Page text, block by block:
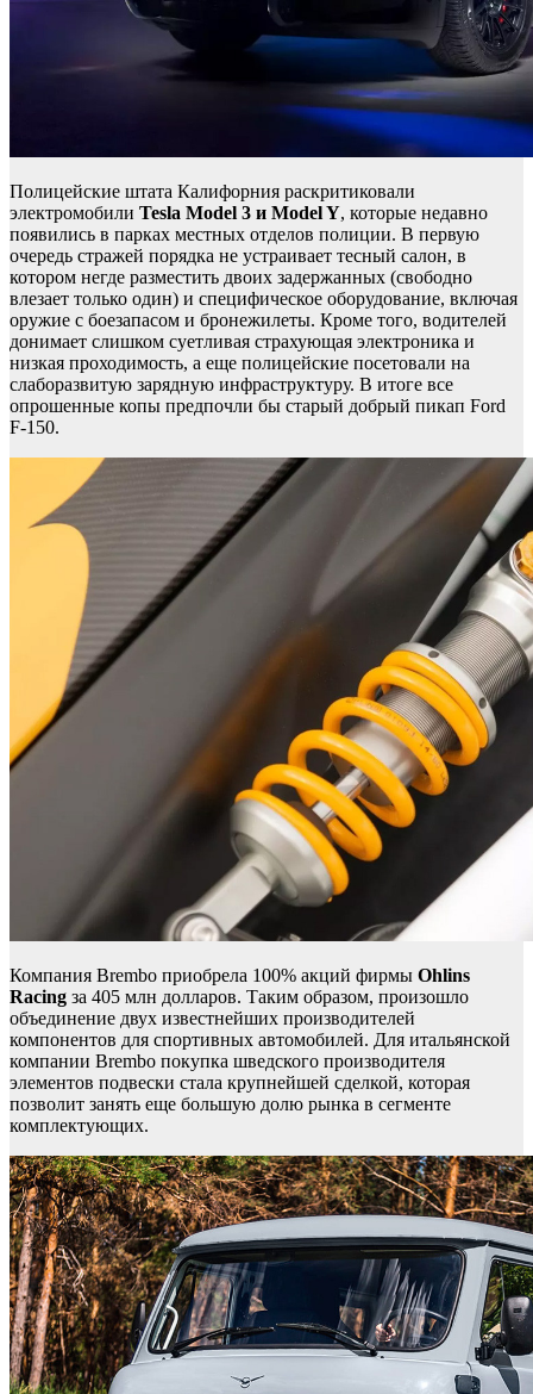
Полицейские штата Калифорния раскритиковали
электромобили Tesla Model 3 и Model Y, которые недавно
появились в парках местных отделов полиции. В первую
очередь стражей порядка не устраивает тесный салон, в
котором негде разместить двоих задержанных (свободно
влезает только один) и специфическое оборудование, включая
оружие с боезапасом и бронежилеты. Кроме того, водителей
донимает слишком суетливая страхующая электроника и
низкая проходимость, а еще полицейские посетовали на
слаборазвитую зарядную инфраструктуру. В итоге все
опрошенные копы предпочли бы старый добрый пикап Ford
F-150.
Компания Brembo приобрела 100% акций фирмы Ohlins
Racing за 405 млн долларов. Таким образом, произошло
объединение двух известнейших производителей
компонентов для спортивных автомобилей. Для итальянской
компании Brembo покупка шведского производителя
элементов подвески стала крупнейшей сделкой, которая
позволит занять еще большую долю рынка в сегменте
комплектующих.